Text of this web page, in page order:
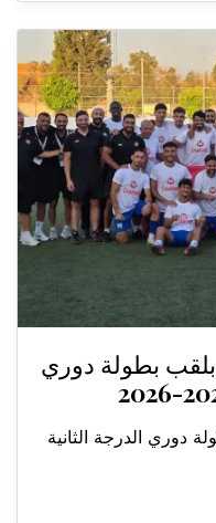
بلقب بطولة دوري
دوري الدرجة الثانية